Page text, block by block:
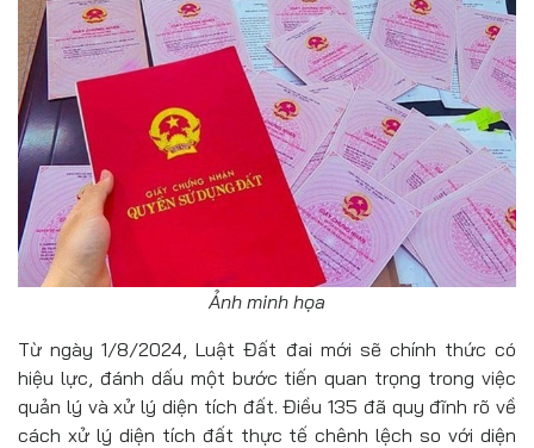
Multimedia
Ảnh minh họa
Từ ngày 1/8/2024, Luật Đất đai mới sẽ chính thức có
hiệu lực, đánh dấu một bước tiến quan trọng trong việc
quản lý và xử lý diện tích đất. Điều 135 đã quy đĩnh rõ về
cách xử lý diện tích đất thực tế chênh lệch so với diện